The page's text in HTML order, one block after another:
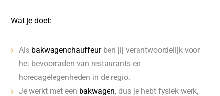
Wat je doet:
Als bakwagenchauffeurben jij verantwoordelijk voor
het bevoorraden van restaurants en
horecagelegenheden in de regio.
Je werkt met een bakwagen, dus je hebt fysiek werk,